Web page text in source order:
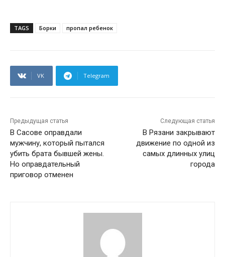
TAGS Борки пропал ребенок
VK Telegram
Предыдущая статья
В Сасове оправдали
мужчину, который пытался
убить брата бывшей жены.
Но оправдательный
приговор отменен
Следующая статья
В Рязани закрывают
движение по одной из
самых длинных улиц
города